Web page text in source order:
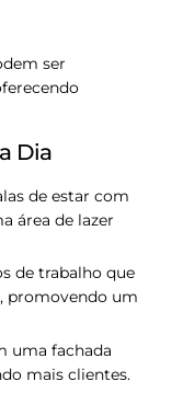
ser
Dia
de estar com
área de lazer
de trabalho que
promovendo um
uma fachada
mais clientes.